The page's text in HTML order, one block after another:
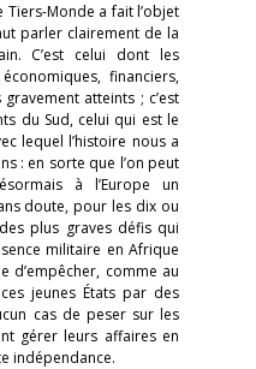
Monde a fait l’objet
parler clairement de la
C’est celui dont les
financiers,
atteints ; c’est
du Sud, celui qui est le
lequel l’histoire nous a
: en sorte que l’on peut
à l’Europe un
doute, pour les dix ou
plus graves défis qui
militaire en Afrique
d’empêcher, comme au
jeunes États par des
cas de peser sur les
gérer leurs affaires en
indépendance.